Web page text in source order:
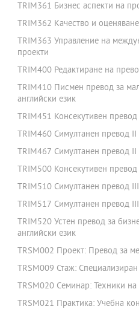
TRIM361 Бизнес аспекти на
TRIM362 Качество и
TRIM363 Управление на
проекти
TRIM400 Редактиране на
TRIM410 Писмен превод за
английски език
TRIM451 Консекутивен
TRIM460 Симултанен превод II
TRIM467 Симултанен превод II
TRIM500 Консекутивен
TRIM510 Симултанен превод
TRIM517 Симултанен превод
TRIM520 Устен превод за
английски език
TRSM002 Проект: Превод за
TRSM009 Стаж:
TRSM020 Семинар: Техники на
TRSM021 Практика: Учебна